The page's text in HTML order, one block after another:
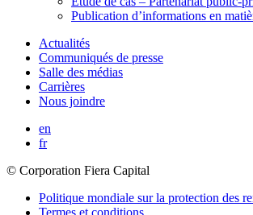
Publication d’informations en
Actualités
Communiqués de presse
Salle des médias
Carrières
Nous joindre
en
fr
© Corporation Fiera Capital
Politique mondiale sur la protection des
Termes et conditions